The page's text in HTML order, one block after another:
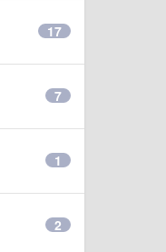
17
7
1
2